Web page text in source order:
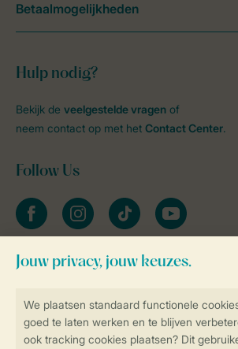
Veilig en snel online boeken
Hulp nodig?
Bekijk de veelgestelde vragen of
neem contact op met het Contact Center.
Follow Us
facebookinstagramtiktok youtube
Blijf op de hoogte
Betaalmogelijkheden